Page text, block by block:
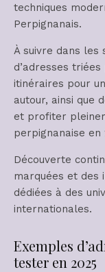
techniques
Perpignanais.
À suivre dans les
d’adresses
itinéraires pour
autour, ainsi que
et profiter
perpignanaise en
Découverte
marquées et des
dédiées à des
internationales.
Exemples
tester en 2025